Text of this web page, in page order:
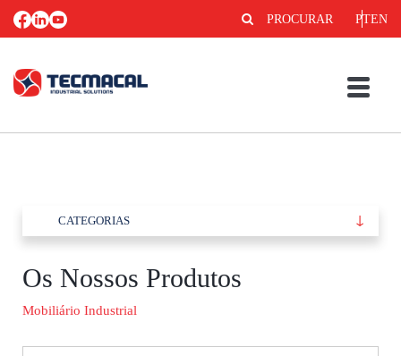
EN
PT
PROCURAR
CATEGORIAS
Os Nossos Produtos
Mobiliário Industrial